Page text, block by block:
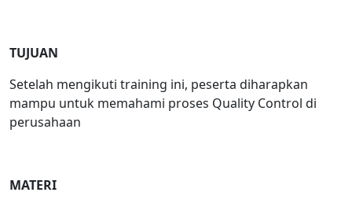
TUJUAN
Setelah mengikuti training ini, peserta diharapkan
mampu untuk memahami proses Quality Control di
perusahaan
MATERI